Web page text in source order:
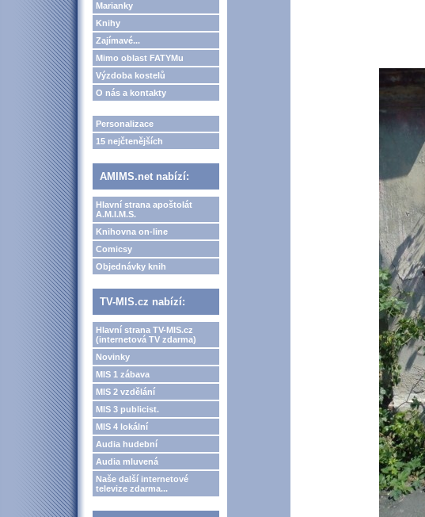
Marianky
Knihy
Zajímavé...
Mimo oblast FATYMu
Výzdoba kostelů
O nás a kontakty
Personalizace
15 nejčtenějších
AMIMS.net nabízí:
Hlavní strana apoštolát
A.M.I.M.S.
Knihovna on-line
Comicsy
Objednávky knih
TV-MIS.cz nabízí:
Hlavní strana TV-MIS.cz
(internetová TV zdarma)
Novinky
MIS 1 zábava
MIS 2 vzdělání
MIS 3 publicist.
MIS 4 lokální
Audia hudební
Audia mluvená
Naše další internetové
televize zdarma...